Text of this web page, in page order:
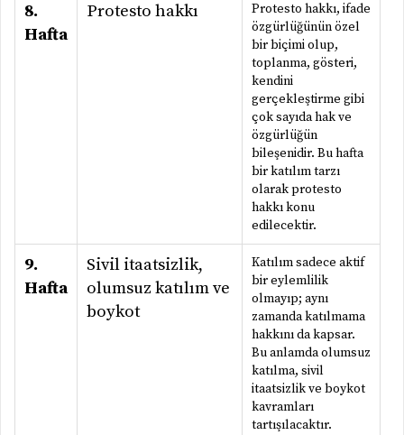
8.
Hafta
Protesto hakkı
Protesto hakkı, ifade
özgürlüğünün özel
bir biçimi olup,
toplanma, gösteri,
kendini
gerçekleştirme gibi
çok sayıda hak ve
özgürlüğün
bileşenidir. Bu hafta
bir katılım tarzı
olarak protesto
hakkı konu
edilecektir.
9.
Hafta
Sivil itaatsizlik,
olumsuz katılım ve
boykot
Katılım sadece aktif
bir eylemlilik
olmayıp; aynı
zamanda katılmama
hakkını da kapsar.
Bu anlamda olumsuz
katılma, sivil
itaatsizlik ve boykot
kavramları
tartışılacaktır.